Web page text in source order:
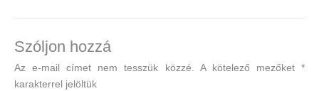
Szóljon hozzá
Az e-mail címet nem tesszük közzé. A kötelező mezőket*
karakterrel jelöltük